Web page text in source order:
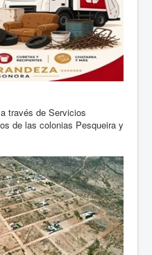
través de Servicios
de las colonias Pesqueira y